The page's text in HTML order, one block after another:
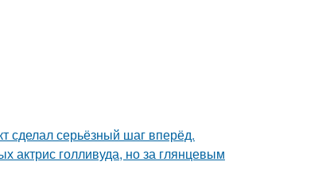
сделал серьёзный шаг вперёд.
актрис голливуда, но за глянцевым